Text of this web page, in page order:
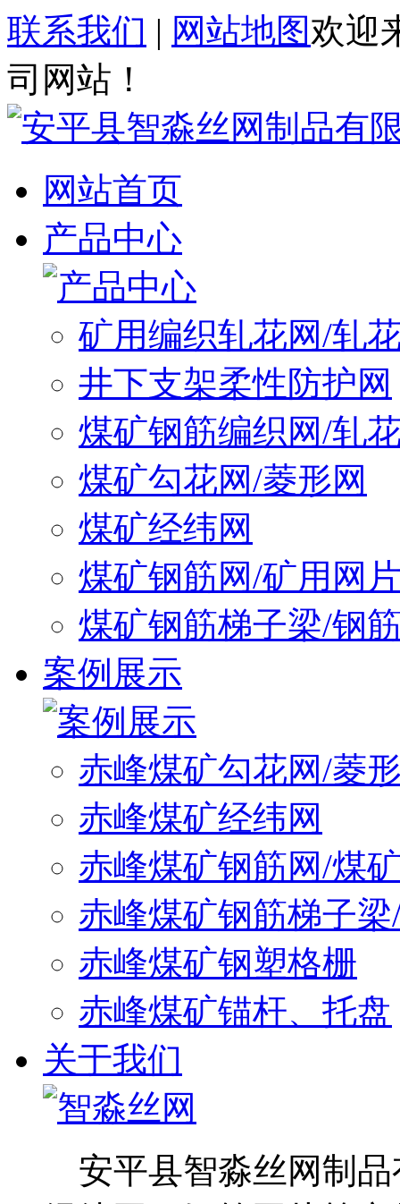
联系我们 | 网站地图欢迎
司网站！
网站首页
产品中心
矿用编织轧花网/轧
井下支架柔性防护网
煤矿钢筋编织网/轧
煤矿勾花网/菱形网
煤矿经纬网
煤矿钢筋网/矿用网
煤矿钢筋梯子梁/钢
案例展示
赤峰煤矿勾花网/菱
赤峰煤矿经纬网
赤峰煤矿钢筋网/煤
赤峰煤矿钢筋梯子
赤峰煤矿钢塑格栅
赤峰煤矿锚杆、托盘
关于我们
安平县智淼丝网制品